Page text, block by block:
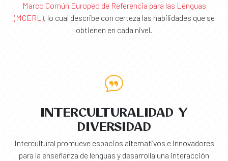
Marco Común Europeo de Referencia para las Lenguas
(MCERL), lo cual describe con certeza las habilidades que se
obtienen en cada nivel.
INTERCULTURALIDAD Y
DIVERSIDAD
Intercultural promueve espacios alternativos e innovadores
para la enseñanza de lenguas y desarrolla una interacción